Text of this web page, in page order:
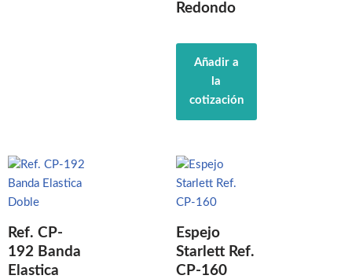
Redondo
Añadir a
la
cotización
Ref. CP-
192 Banda
Elastica
Espejo
Starlett Ref.
CP-160